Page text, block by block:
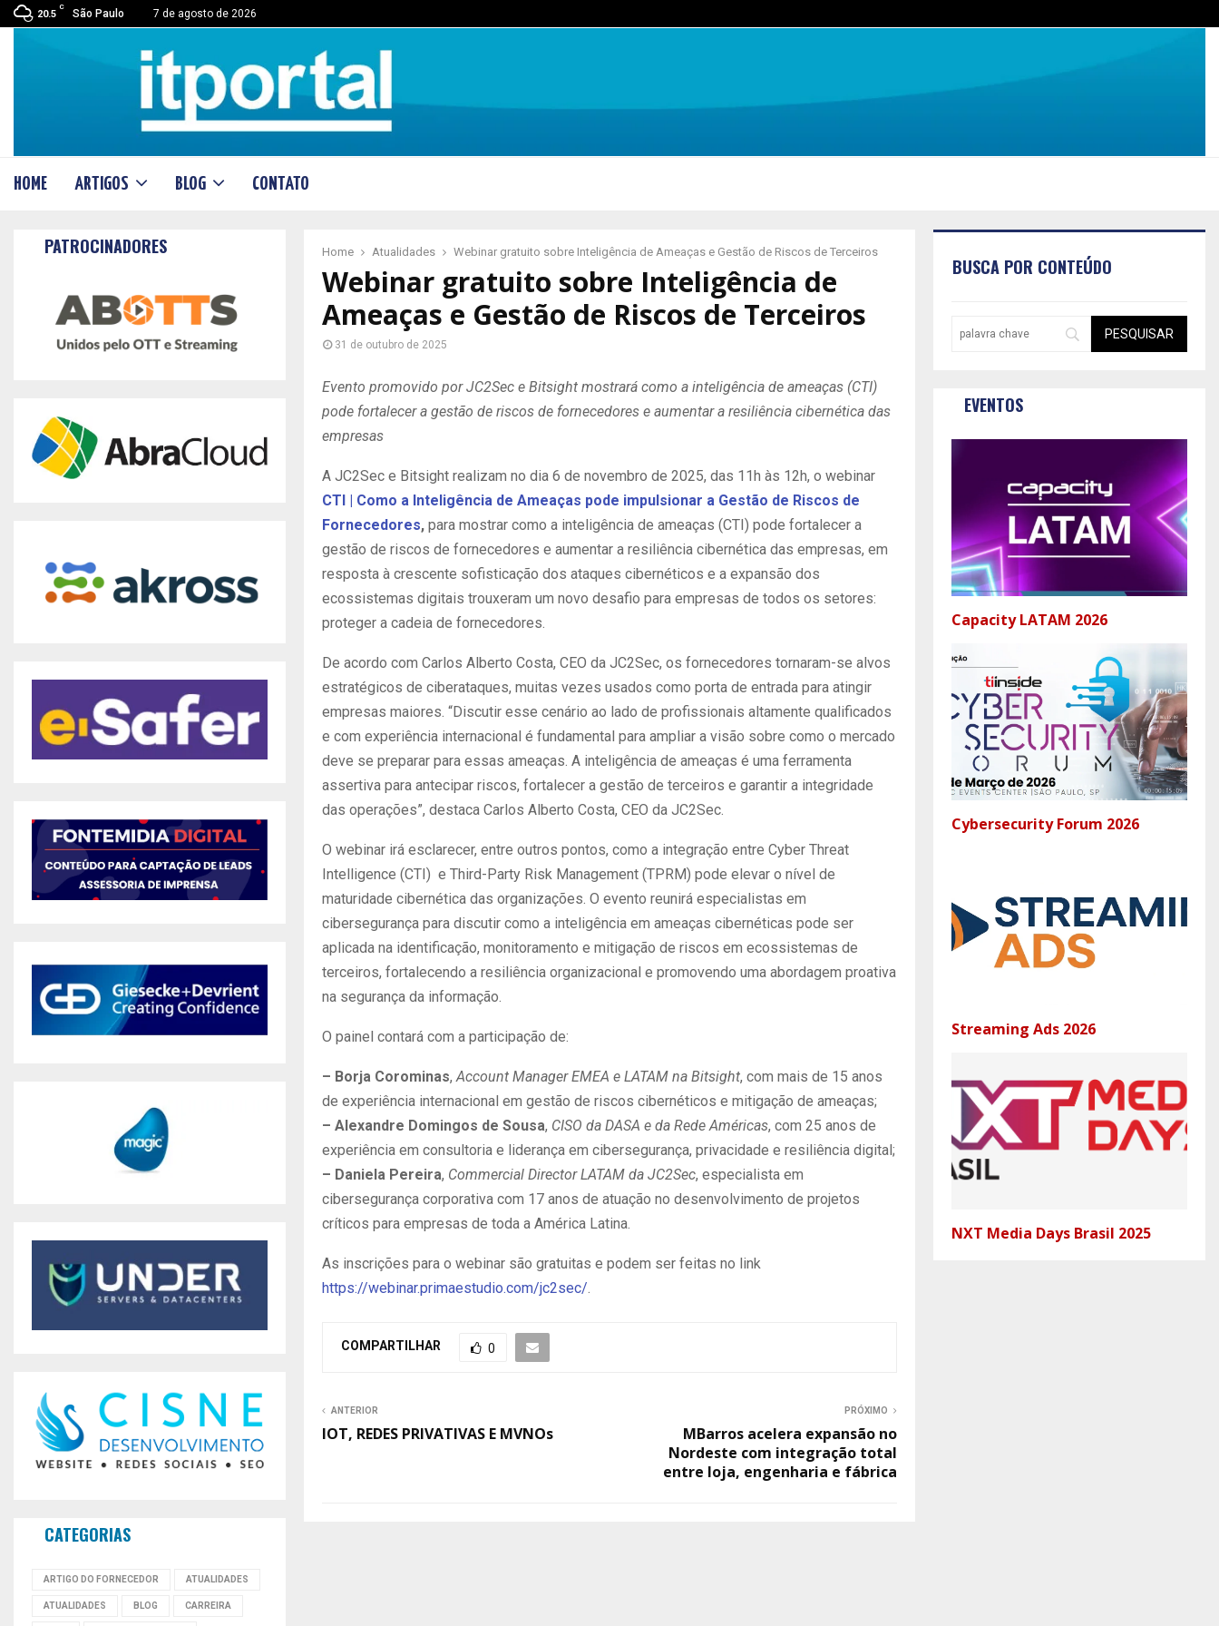
20.5
C
São Paulo 7 de agosto de 2026
HOME ARTIGOS BLOG CONTATO
Home Atualidades Webinar gratuito sobre Inteligência de Ameaças e Gestão de Riscos de Terceiros
Webinar gratuito sobre Inteligência de
Ameaças e Gestão de Riscos de Terceiros
31 de outubro de 2025
Evento promovido por JC2Sec e Bitsight mostrará como a inteligência de ameaças (CTI)
pode fortalecer a gestão de riscos de fornecedores e aumentar a resiliência cibernética das
empresas
A JC2Sec e Bitsight realizam no dia 6 de novembro de 2025, das 11h às 12h, o webinar
CTI | Como a Inteligência de Ameaças pode impulsionar a Gestão de Riscos de
Fornecedores, para mostrar como a inteligência de ameaças (CTI) pode fortalecer a
gestão de riscos de fornecedores e aumentar a resiliência cibernética das empresas, em
resposta à crescente sofisticação dos ataques cibernéticos e a expansão dos
ecossistemas digitais trouxeram um novo desafio para empresas de todos os setores:
proteger a cadeia de fornecedores.
De acordo com Carlos Alberto Costa, CEO da JC2Sec, os fornecedores tornaram-se alvos
estratégicos de ciberataques, muitas vezes usados como porta de entrada para atingir
empresas maiores. “Discutir esse cenário ao lado de profissionais altamente qualificados
e com experiência internacional é fundamental para ampliar a visão sobre como o mercado
deve se preparar para essas ameaças. A inteligência de ameaças é uma ferramenta
assertiva para antecipar riscos, fortalecer a gestão de terceiros e garantir a integridade
das operações”, destaca Carlos Alberto Costa, CEO da JC2Sec.
O webinar irá esclarecer, entre outros pontos, como a integração entre Cyber Threat
Intelligence (CTI) e Third-Party Risk Management (TPRM) pode elevar o nível de
maturidade cibernética das organizações. O evento reunirá especialistas em
cibersegurança para discutir como a inteligência em ameaças cibernéticas pode ser
aplicada na identificação, monitoramento e mitigação de riscos em ecossistemas de
terceiros, fortalecendo a resiliência organizacional e promovendo uma abordagem proativa
na segurança da informação.
O painel contará com a participação de:
– Borja Corominas, Account Manager EMEA e LATAM na Bitsight, com mais de 15 anos
de experiência internacional em gestão de riscos cibernéticos e mitigação de ameaças;
– Alexandre Domingos de Sousa, CISO da DASA e da Rede Américas, com 25 anos de
experiência em consultoria e liderança em cibersegurança, privacidade e resiliência digital;
– Daniela Pereira, Commercial Director LATAM da JC2Sec, especialista em
cibersegurança corporativa com 17 anos de atuação no desenvolvimento de projetos
críticos para empresas de toda a América Latina.
As inscrições para o webinar são gratuitas e podem ser feitas no link
https://webinar.primaestudio.com/jc2sec/
COMPARTILHAR 0
ANTERIOR
IOT, REDES PRIVATIVAS E MVNOs
PRÓXIMO
MBarros acelera expansão no
Nordeste com integração total
entre loja, engenharia e fábrica
PATROCINADORES
CATEGORIAS
ARTIGO DO FORNECEDOR ATUALIDADES
ATUALIDADES BLOG CARREIRA
BUSCA POR CONTEÚDO
EVENTOS
Capacity LATAM 2026
Cybersecurity Forum 2026
Streaming Ads 2026
NXT Media Days Brasil 2025